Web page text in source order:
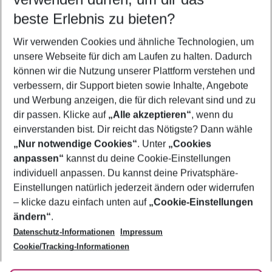
5-8 Nächte
2 Erwachsene Keine Kinder
Mehr Filter anzeigen
Footer
Footer navigation
Über uns
AGB
Bestpreisgarantie
Cookie-Einstellungen ändern
Cookie-Richtlinie
Agenturbetreuung
Barrierefreies Reisen
Folge uns
beste Erlebnis zu bieten?
Wir verwenden Cookies und ähnliche Technologien, um
unsere Webseite für dich am Laufen zu halten. Dadurch
können wir die Nutzung unserer Plattform verstehen und
verbessern, dir Support bieten sowie Inhalte, Angebote
und Werbung anzeigen, die für dich relevant sind und zu
dir passen. Klicke auf „Alle akzeptieren“, wenn du
einverstanden bist. Dir reicht das Nötigste? Dann wähle
„Nur notwendige Cookies“. Unter „Cookies
anpassen“ kannst du deine Cookie-Einstellungen
individuell anpassen. Du kannst deine Privatsphäre-
Einstellungen natürlich jederzeit ändern oder widerrufen
– klicke dazu einfach unten auf „Cookie-Einstellungen
ändern“.
Datenschutz-Informationen
Impressum
Cookie/Tracking-Informationen